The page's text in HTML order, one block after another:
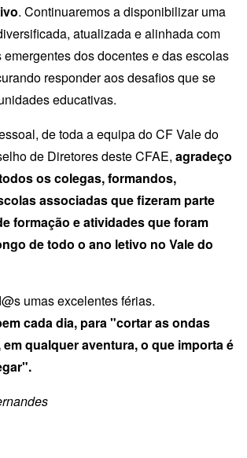
. Continuaremos a disponibilizar uma
atualizada e alinhada com
dos docentes e das escolas
responder aos desafios que se
educativas.
de toda a equipa do CF Vale do
de Diretores deste CFAE, agradeço
os colegas, formandos,
associadas que fizeram parte
formação e atividades que foram
de todo o ano letivo no Vale do
umas excelentes férias.
cada dia, para "cortar as ondas
qualquer aventura, o que importa é